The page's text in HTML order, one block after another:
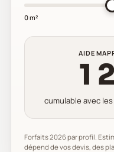
0 m²
AIDE
1
cumulable avec les
Forfaits 2026 par profil.
dépend de vos devis, des